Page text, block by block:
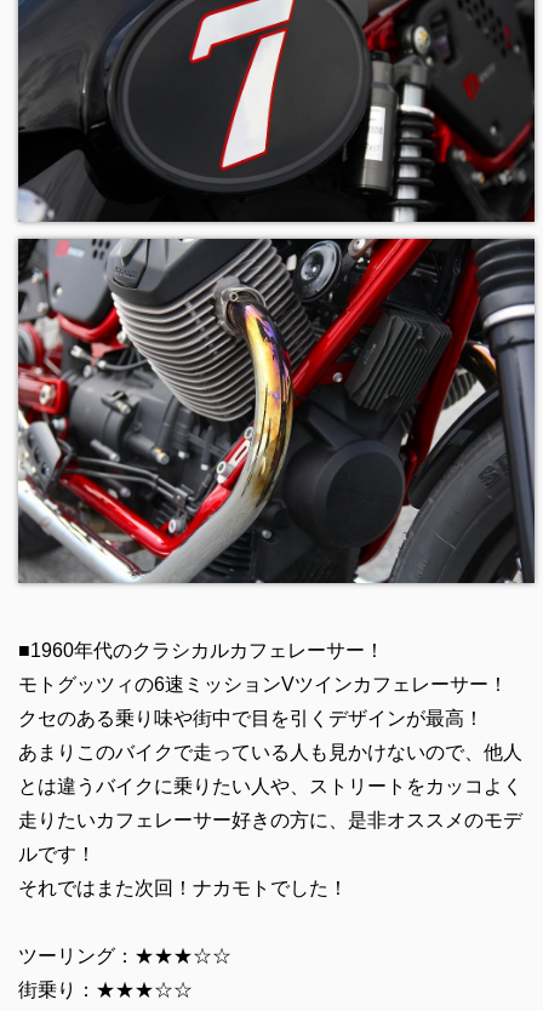
■1960年代のクラシカルカフェレーサー！
モトグッツィの6速ミッションVツインカフェレーサー！
クセのある乗り味や街中で目を引くデザインが最高！
あまりこのバイクで走っている人も見かけないので、他人
とは違うバイクに乗りたい人や、ストリートをカッコよく
走りたいカフェレーサー好きの方に、是非オススメのモデ
ルです！
それではまた次回！ナカモトでした！
ツーリング：★★★☆☆
街乗り：★★★☆☆